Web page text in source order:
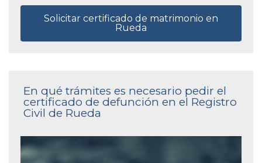
Solicitar certificado de matrimonio en
Rueda
En qué trámites es necesario pedir el
certificado de defunción en el Registro
Civil de Rueda